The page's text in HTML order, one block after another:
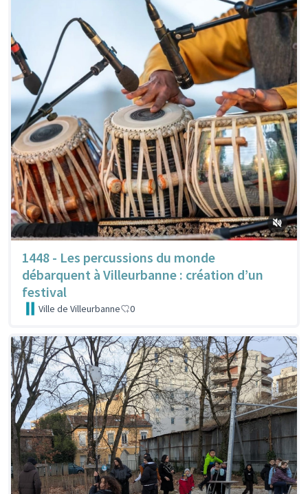
1448 - Les percussions du monde
débarquent à Villeurbanne : création d’un
festival
Ville de Villeurbanne 0